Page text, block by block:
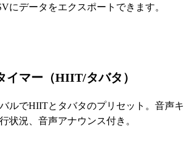
にデータをエクスポートできます。
イマー（HIIT/タバタ）
ルでHIITとタバタのプリセット。音声キ
状況、音声アナウンス付き。